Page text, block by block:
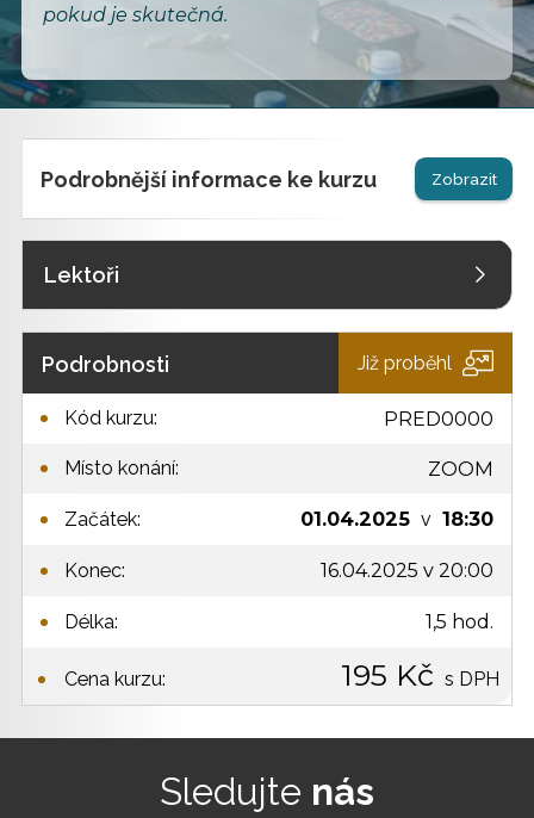
pokud je skutečná.
Podrobnosti Již proběhl
Kód kurzu: PRED0000
Místo konání: ZOOM
Začátek: 01.04.2025 v 18:30
Konec: 16.04.2025 v 20:00
Délka: 1,5 hod.
Cena kurzu: 195 Kč s DPH
Lektoři
Podrobnější informace ke kurzu Zobrazit
Sledujte nás